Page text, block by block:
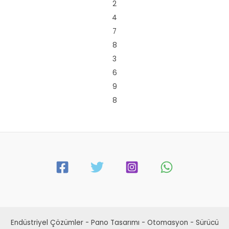
2
4
7
8
3
6
9
8
Endüstriyel Çözümler - Pano Tasarımı - Otomasyon - Sürücü